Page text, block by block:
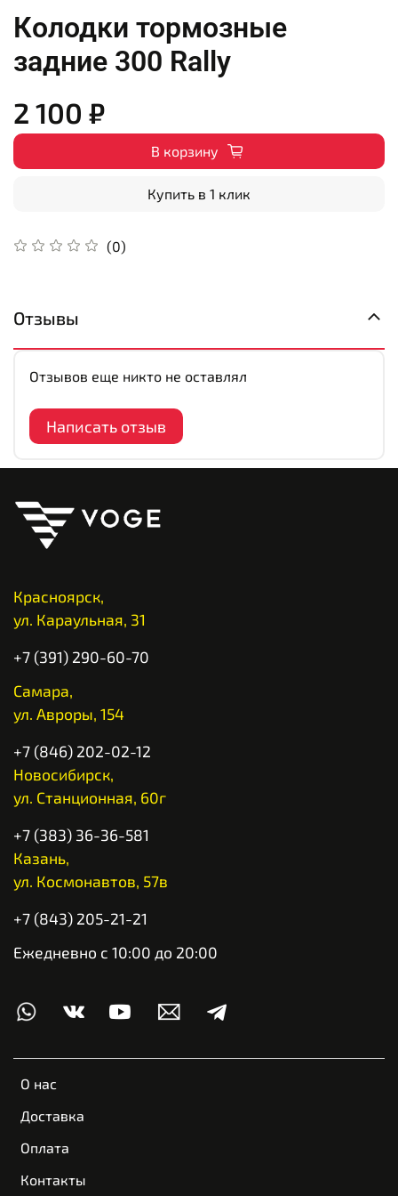
Колодки тормозные
задние 300 Rally
(0)
2 100 ₽
В корзину
Купить в 1 клик
Отзывы
Отзывов еще никто не оставлял
Написать отзыв
О нас
Доставка
Оплата
Контакты
Красноярск,
ул. Караульная, 31
+7 (391) 290-60-70
Самара,
ул. Авроры, 154
+7 (846) 202-02-12
Новосибирск,
ул. Станционная, 60г
+7 (383) 36-36-581
Казань,
ул. Космонавтов, 57в
+7 (843) 205-21-21
Ежедневно с 10:00 до 20:00